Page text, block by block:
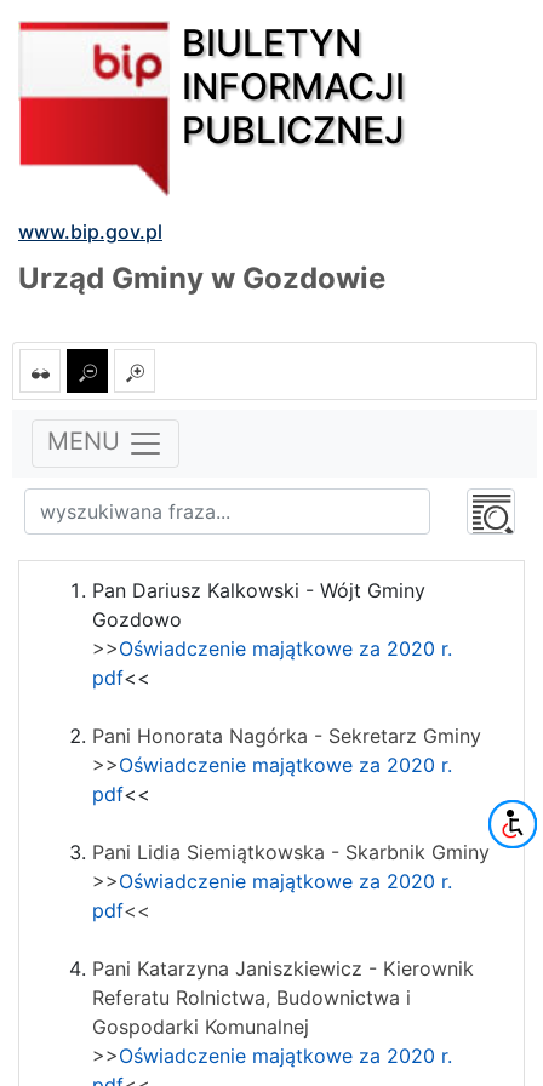
BIULETYN
INFORMACJI
PUBLICZNEJ
www.bip.gov.pl
Urząd Gminy w Gozdowie
MENU
Pan Dariusz Kalkowski - Wójt Gminy
Gozdowo
>>Oświadczenie majątkowe za 2020 r.
pdf<<
Pani Honorata Nagórka - Sekretarz Gminy
>>Oświadczenie majątkowe za 2020 r.
pdf<<
Pani Lidia Siemiątkowska - Skarbnik Gminy
>>Oświadczenie majątkowe za 2020 r.
pdf<<
Pani Katarzyna Janiszkiewicz - Kierownik
Referatu Rolnictwa, Budownictwa i
Gospodarki Komunalnej
>>Oświadczenie majątkowe za 2020 r.